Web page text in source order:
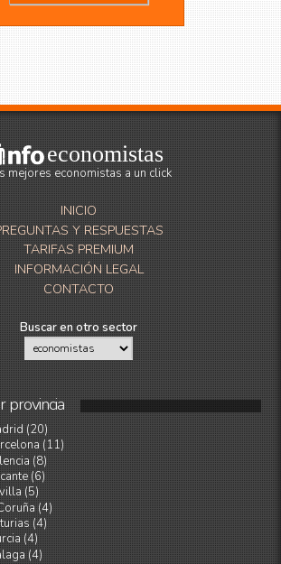
economistas
mejores economistas a un click
INICIO
Y RESPUESTAS
TARIFAS PREMIUM
INFORMACIÓN LEGAL
CONTACTO
Buscar en otro sector
provincia
(20)
(11)
(8)
(6)
(5)
(4)
(4)
(4)
(4)